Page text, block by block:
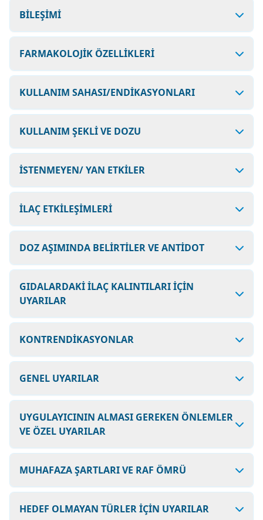
BİLEŞİMİ
FARMAKOLOJİK ÖZELLİKLERİ
KULLANIM SAHASI/ENDİKASYONLARI
KULLANIM ŞEKLİ VE DOZU
İSTENMEYEN/ YAN ETKİLER
İLAÇ ETKİLEŞİMLERİ
DOZ AŞIMINDA BELİRTİLER VE ANTİDOT
GIDALARDAKİ İLAÇ KALINTILARI İÇİN
UYARILAR
KONTRENDİKASYONLAR
GENEL UYARILAR
UYGULAYICININ ALMASI GEREKEN ÖNLEMLER
VE ÖZEL UYARILAR
MUHAFAZA ŞARTLARI VE RAF ÖMRÜ
HEDEF OLMAYAN TÜRLER İÇİN UYARILAR